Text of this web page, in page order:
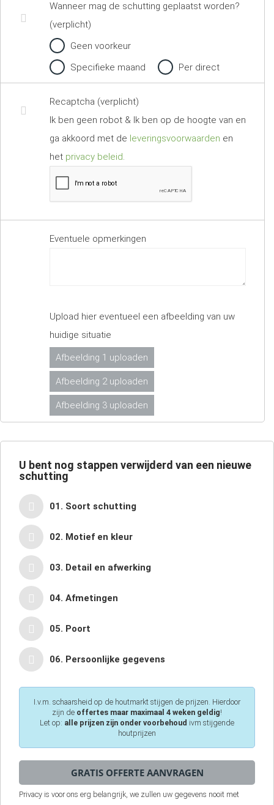
Wanneer mag de schutting geplaatst worden?
(verplicht)
Geen voorkeur
Specifieke maand
Per direct
Recaptcha (verplicht)
Ik ben geen robot & Ik ben op de hoogte van en
ga akkoord met de leveringsvoorwaarden en
het privacy beleid.
Eventuele opmerkingen
Upload hier eventueel een afbeelding van uw
huidige situatie
Afbeelding 1 uploaden
Afbeelding 2 uploaden
Afbeelding 3 uploaden
U bent nog stappen verwijderd van een nieuwe
schutting
01. Soort schutting
02. Motief en kleur
03. Detail en afwerking
04. Afmetingen
05. Poort
06. Persoonlijke gegevens
I.v.m. schaarsheid op de houtmarkt stijgen de prijzen. Hierdoor
zijn de offertes maar maximaal 4 weken geldig!
Let op: alle prijzen zijn onder voorbehoud ivm stijgende
houtprijzen
Privacy is voor ons erg belangrijk, we zullen uw gegevens nooit met